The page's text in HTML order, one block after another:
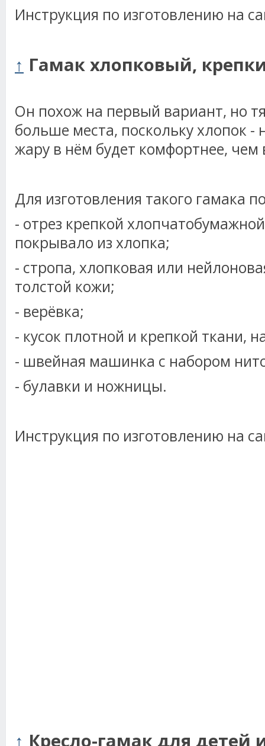
Инструкция по изготовлению на
↑ Гамак хлопковый,
Он похож на первый вариант, но
больше места, поскольку хлопок -
жару в нём будет комфортнее, чем
Для изготовления такого гамака
- отрез крепкой
покрывало из хлопка;
- стропа, хлопковая или
толстой кожи;
- верёвка;
- кусок плотной и крепкой ткани,
- швейная машинка с набором
- булавки и ножницы.
Инструкция по изготовлению на
↑ Кресло-гамак для детей